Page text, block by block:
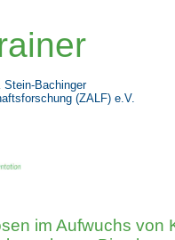
Bachinger
(ZALF) e.V.
im Aufwuchs von